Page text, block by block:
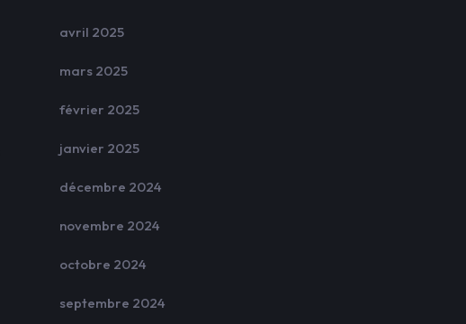
avril 2025
mars 2025
février 2025
janvier 2025
décembre 2024
novembre 2024
octobre 2024
septembre 2024